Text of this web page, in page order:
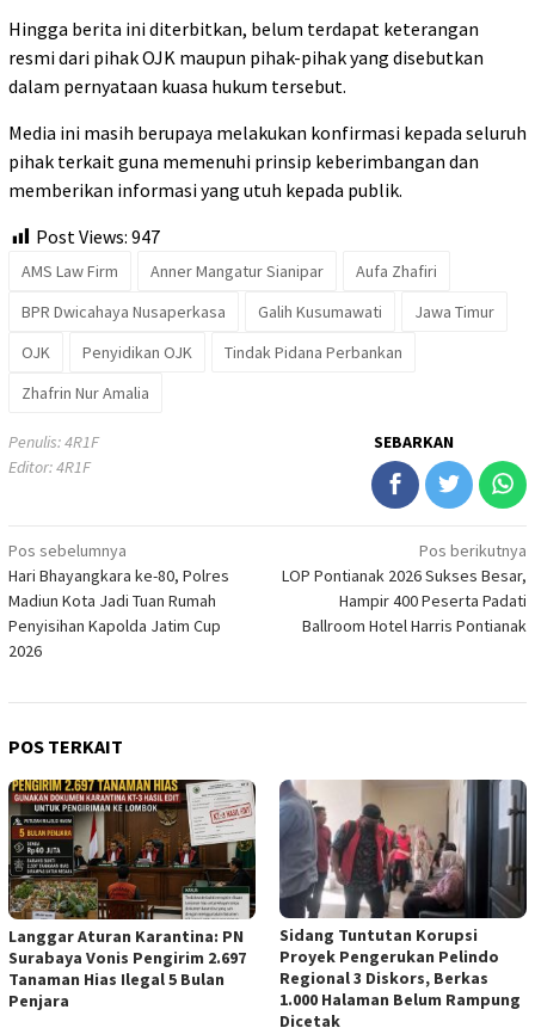
Hingga berita ini diterbitkan, belum terdapat keterangan
resmi dari pihak OJK maupun pihak-pihak yang disebutkan
dalam pernyataan kuasa hukum tersebut.
Media ini masih berupaya melakukan konfirmasi kepada seluruh
pihak terkait guna memenuhi prinsip keberimbangan dan
memberikan informasi yang utuh kepada publik.
Post Views: 947
AMS Law Firm Anner Mangatur Sianipar
Aufa Zhafiri
BPR Dwicahaya Nusaperkasa
Galih Kusumawati
Jawa Timur
OJK
Penyidikan OJK
Tindak Pidana Perbankan
Zhafrin Nur Amalia
Penulis: 4R1F
Editor: 4R1F
SEBARKAN
Navigasi
pos
Pos sebelumnya
Hari Bhayangkara ke-80, Polres
Madiun Kota Jadi Tuan Rumah
Penyisihan Kapolda Jatim Cup
2026
Pos berikutnya
LOP Pontianak 2026 Sukses Besar,
Hampir 400 Peserta Padati
Ballroom Hotel Harris Pontianak
POS TERKAIT
Langgar Aturan Karantina: PN
Surabaya Vonis Pengirim 2.697
Tanaman Hias Ilegal 5 Bulan
Penjara
Sidang Tuntutan Korupsi
Proyek Pengerukan Pelindo
Regional 3 Diskors, Berkas
1.000 Halaman Belum Rampung
Dicetak